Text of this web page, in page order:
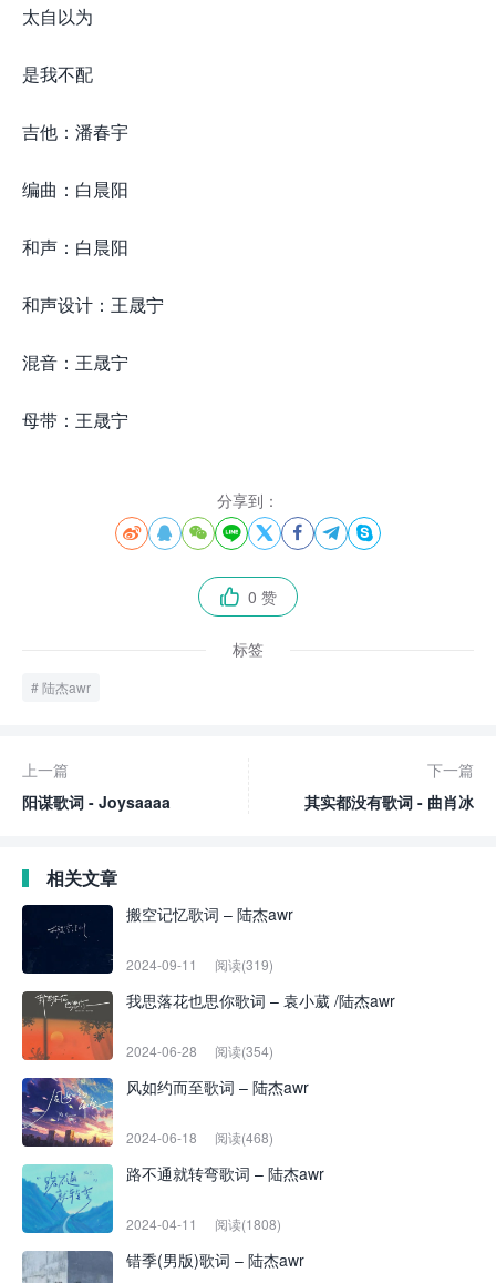
太自以为
是我不配
吉他：潘春宇
编曲：白晨阳
和声：白晨阳
和声设计：王晟宁
混音：王晟宁
母带：王晟宁
分享到：
       
 0 赞
标签
陆杰awr
上一篇
阳谋歌词 - Joysaaaa
下一篇
其实都没有歌词 - 曲肖冰
相关文章
搬空记忆歌词 – 陆杰awr
2024-09-11 阅读(319)
我思落花也思你歌词 – 袁小葳 /陆杰awr
2024-06-28 阅读(354)
风如约而至歌词 – 陆杰awr
2024-06-18 阅读(468)
路不通就转弯歌词 – 陆杰awr
2024-04-11 阅读(1808)
错季(男版)歌词 – 陆杰awr